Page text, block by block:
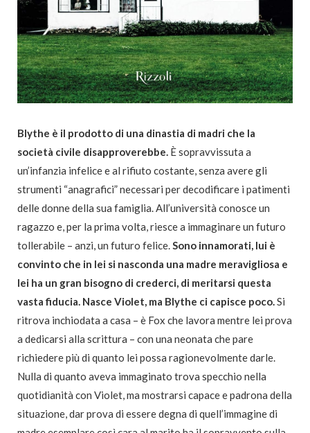
Blythe è il prodotto di una dinastia di madri che la
società civile disapproverebbe. È sopravvissuta a
un’infanzia infelice e al rifiuto costante, senza avere gli
strumenti “anagrafici” necessari per decodificare i patimenti
delle donne della sua famiglia. All’università conosce un
ragazzo e, per la prima volta, riesce a immaginare un futuro
tollerabile – anzi, un futuro felice.Sono innamorati, lui è
convinto che in lei si nasconda una madre meravigliosa e
lei ha un gran bisogno di crederci, di meritarsi questa
vasta fiducia. Nasce Violet, ma Blythe ci capisce poco.Si
ritrova inchiodata a casa – è Fox che lavora mentre lei prova
a dedicarsi alla scrittura – con una neonata che pare
richiedere più di quanto lei possa ragionevolmente darle.
Nulla di quanto aveva immaginato trova specchio nella
quotidianità con Violet, ma mostrarsi capace e padrona della
situazione, dar prova di essere degna di quell’immagine di